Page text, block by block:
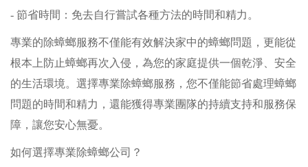
- 節省時間：免去自行嘗試各種方法的時間和精力。
專業的除蟑螂服務不僅能有效解決家中的蟑螂問題，更能從
根本上防止蟑螂再次入侵，為您的家庭提供一個乾淨、安全
的生活環境。選擇專業除蟑螂服務，您不僅能節省處理蟑螂
問題的時間和精力，還能獲得專業團隊的持續支持和服務保
障，讓您安心無憂。
如何選擇專業除蟑螂公司？